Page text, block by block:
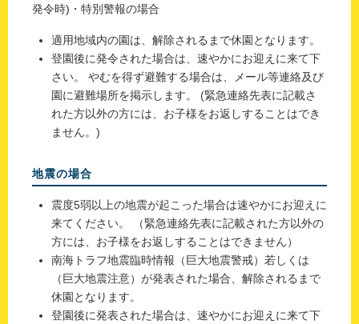
発令時)・特別警報の場合
適用地域内の園は、解除されるまで休園となります。
登園後に発令された場合は、速やかにお迎えに来て下
さい。 やむを得ず避難する場合は、メール等連絡及び
園に避難場所を掲示します。 (緊急連絡先表に記載さ
れた方以外の方には、お子様をお返しすることはでき
ません。)
地震の場合
震度5弱以上の地震が起こった場合は速やかにお迎えに
来てください。 （緊急連絡先表に記載された方以外の
方には、お子様をお返しすることはできません）
南海トラフ地震臨時情報（巨大地震警戒）若しくは
（巨大地震注意）が発表された場合、解除されるまで
休園となります。
登園後に発表された場合は、速やかにお迎えに来て下